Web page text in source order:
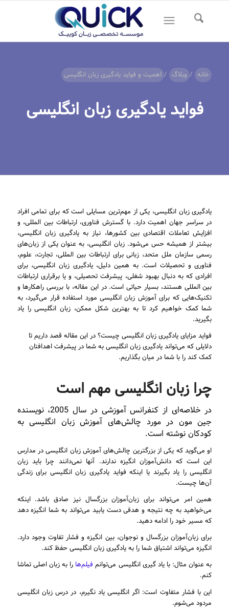
خانه / وبلاگ / اهمیت و فواید یادگیری زبان انگلیسی
فواید یادگیری زبان انگلیسی
یادگیری زبان انگلیسی، یکی از مهم‌ترین مسایلی است که برای تمامی افراد
در سراسر جهان اهمیت دارد. با گسترش فناوری، ارتباطات بین المللی، و
افزایش تعاملات اقتصادی بین کشورها، نیاز به یادگیری زبان انگلیسی،
بیشتر از همیشه حس می‌شود. زبان انگلیسی، به عنوان یکی از زبان‌های
رسمی سازمان ملل متحد، زبانی برای ارتباطات بین المللی، تجارت، علوم،
فناوری و تحصیلات است. به همین دلیل، یادگیری زبان انگلیسی، برای
افرادی که به دنبال بهبود شغلی، پیشرفت تحصیلی، و یا برقراری ارتباطات
بین المللی هستند، بسیار حیاتی است. در این مقاله، با بررسی راهکارها و
تکنیک‌هایی که برای آموزش زبان انگلیسی مورد استفاده قرار می‌گیرد، به
شما کمک خواهیم کرد تا به بهترین شکل ممکن، زبان انگلیسی را یاد
بگیرید.
فواید مزایای یادگیری زبان انگلیسی چیست؟ در این مقاله قصد داریم تا
دلایلی که می‌تواند یادگیری زبان انگلیسی به شما در پیشرفت اهدافتان
کمک کند را با شما در میان بگذاریم.
چرا زبان انگلیسی مهم است
در خلاصه‌ای از کنفرانس آموزشی در سال 2005، نویسنده
جین مون در مورد چالش‌های آموزش زبان انگلیسی به
کودکان نوشته است.
او می‌گوید که یکی از بزرگترین چالش‌های آموزش زبان انگلیسی در مدارس
این است که دانش‌آموزان انگیزه ندارند. آنها نمی‌دانند چرا باید زبان
انگلیسی را یاد بگیرند یا اینکه فواید یادگیری زبان انگلیسی برای زندگی
آن‌ها چیست.
همین امر می‌تواند برای زبان‌آموزان بزرگسال نیز صادق باشد. اینکه
می‌خواهید به چه نتیجه و هدفی دست یابید می‌تواند به شما انگیزه دهد
که مسیر خود را ادامه دهید.
برای زبان‌آموزان بزرگسال و نوجوان، بین انگیزه و فشار تفاوت وجود دارد.
انگیزه می‌تواند اشتیاق شما را به یادگیری زبان انگلیسی حفظ کند.
به عنوان مثال: با یاد گیری انگلیسی می‌توانم فیلم‌ها را به زبان اصلی تماشا
کنم.
این با فشار متفاوت است: اگر انگلیسی یاد نگیرم، در درس زبان انگلیسی
مردود می‌شوم.